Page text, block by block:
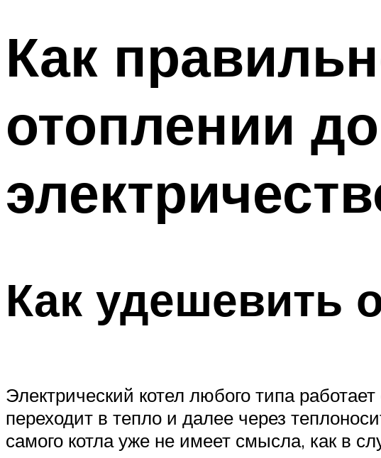
Как
отоплении
Как удешевить
Электрический котел любого типа
переходит в тепло и далее через
самого котла уже не имеет смысла, как в